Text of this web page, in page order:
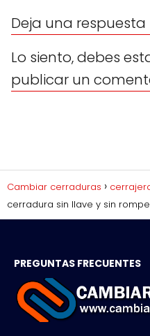
Deja una respuesta
Lo siento, debes
publicar un
Cambiar cerraduras
cerradura sin llave y sin
PREGUNTAS FRECUENTES